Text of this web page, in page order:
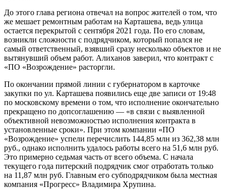
До этого глава региона отвечал на вопрос жителей о том, что
же мешает ремонтным работам на Карташева, ведь улица
остается перекрытой с сентября 2021 года. По его словам,
возникли сложности с подрядчиком, который попался не
самый ответственный, взявший сразу несколько объектов и не
вытянувший объем работ. Алиханов заверил, что контракт с
«ПО «Возрождение» расторгли.
По окончании прямой линии с губернатором в карточке
закупки по ул. Карташева появились еще две записи от 19:48
по московскому времени о том, что исполнение окончательно
прекращено по допсоглашению — «в связи с выявленной
объективной невозможностью исполнения контракта в
установленные сроки». При этом компании «ПО
«Возрождение» успели перечислить 144,85 млн из 362,38 млн
руб., однако исполнить удалось работы всего на 51,6 млн руб.
Это примерно седьмая часть от всего объема. С начала
текущего года питерский подрядчик смог отработать только
на 11,87 млн руб. Главным его субподрядчиком была местная
компания «Прогресс» Владимира Хрупина.